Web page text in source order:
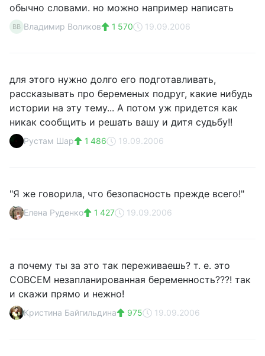
обычно словами. но можно например написать
ВВ Владимир Воликов 1 570 19.09.2006
для этого нужно долго его подготавливать,
рассказывать про беременых подруг, какие нибудь
истории на эту тему... А потом уж придется как
никак сообщить и решать вашу и дитя судьбу!!
Рустам Шар 1 486 19.09.2006
"Я же говорила, что безопасность прежде всего!"
Елена Руденко 1 427 19.09.2006
а почему ты за это так переживаешь? т. е. это
СОВСЕМ незапланированная беременность???! так
и скажи прямо и нежно!
Кристина Байгильдина 975 19.09.2006